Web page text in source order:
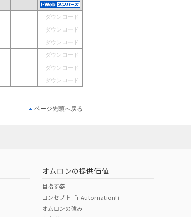
ダウンロード
ダウンロード
ダウンロード
ダウンロード
ダウンロード
ダウンロード
ページ先頭へ戻る
オムロンの提供価値
目指す姿
コンセプト「i-Automation!」
オムロンの強み